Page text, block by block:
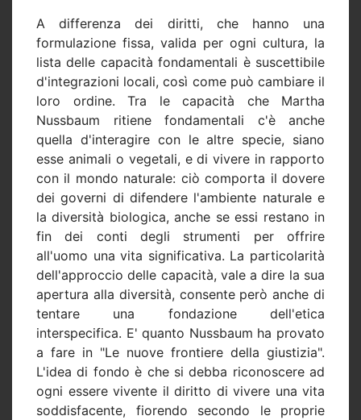
A differenza dei diritti, che hanno una
formulazione fissa, valida per ogni cultura, la
lista delle capacità fondamentali è suscettibile
d'integrazioni locali, così come può cambiare il
loro ordine. Tra le capacità che Martha
Nussbaum ritiene fondamentali c'è anche
quella d'interagire con le altre specie, siano
esse animali o vegetali, e di vivere in rapporto
con il mondo naturale: ciò comporta il dovere
dei governi di difendere l'ambiente naturale e
la diversità biologica, anche se essi restano in
fin dei conti degli strumenti per offrire
all'uomo una vita significativa. La particolarità
dell'approccio delle capacità, vale a dire la sua
apertura alla diversità, consente però anche di
tentare una fondazione dell'etica
interspecifica. E' quanto Nussbaum ha provato
a fare in "Le nuove frontiere della giustizia".
L'idea di fondo è che si debba riconoscere ad
ogni essere vivente il diritto di vivere una vita
soddisfacente, fiorendo secondo le proprie